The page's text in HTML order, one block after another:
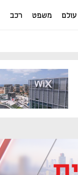
עולם משפט רכב